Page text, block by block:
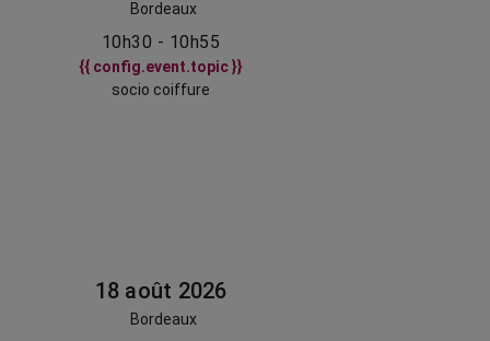
Bordeaux
10h30 - 10h55
{{ config.event.topic }}
socio coiffure
18 août 2026
Bordeaux